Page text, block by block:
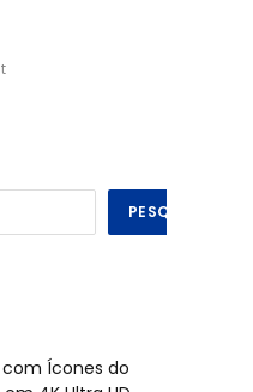
PESQUISAR
Ícones do